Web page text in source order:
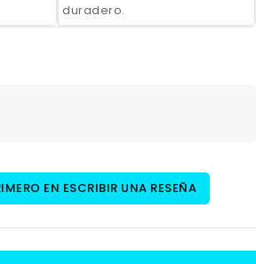
duradero.
EN ESCRIBIR UNA RESEÑA